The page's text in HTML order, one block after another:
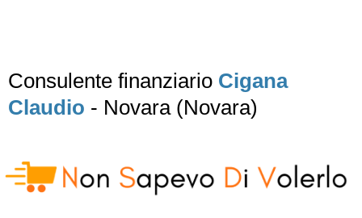
Consulente finanziario Cigana
Claudio - Novara (Novara)